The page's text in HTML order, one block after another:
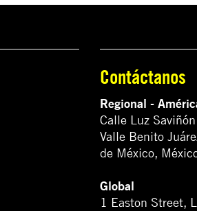
Contáctanos
Regional -
Calle Luz
Valle Benito
de México,
Global
1 Easton Street,